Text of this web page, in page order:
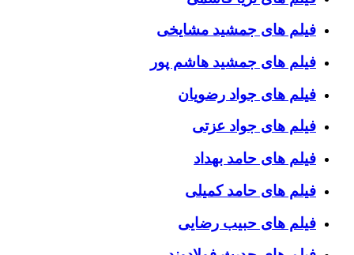
فیلم های جمشید مشایخی
فیلم های جمشید هاشم پور
فیلم های جواد رضویان
فیلم های جواد عزتی
فیلم های حامد بهداد
فیلم های حامد کمیلی
فیلم های حبیب رضایی